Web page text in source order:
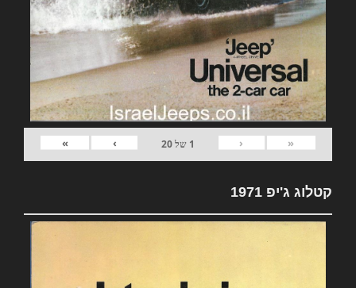
«
‹
1 של20
›
»
קטלוג ג'יפ 1971